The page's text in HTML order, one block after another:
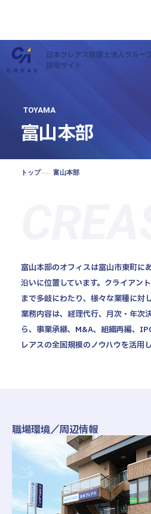
日本クレアス税理士法人グルー
採用サイト
キャリアについて
社風・文化について
拠点情報
東京本社
東京中野本部
高岡本部
北大阪本部
神戸三宮本部
福山本部
宮崎本部
お知らせ
新卒採用向け
新卒・中途 エントリ
ENTRY
TOYAMA
富山本部
トップ 富山本部
富山本部のオフィスは富山市東町に
沿いに位置しています。クライアン
まで多岐にわたり、様々な業種に対
業務内容は、経理代行、月次・年次
ら、事業承継、M&A、組織再編、
レアスの全国規模のノウハウを活用し
職場環境／周辺情報